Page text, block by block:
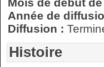
Mois de début
Année de
Diffusion :
Histoire